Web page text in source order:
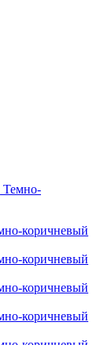
Темно-